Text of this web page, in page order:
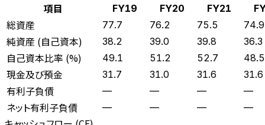
項目
FY19 FY20 FY21
総資産 77.7 76.2 75.5 74.9
純資産 (自己資本) 38.2 39.0 39.8 36.3
自己資本比率 (%) 49.1 51.2 52.7 48.5
現金及び預金 31.7 31.0 31.6 31.6
有利子負債 — — — —
ネット有利子負債 — — — —